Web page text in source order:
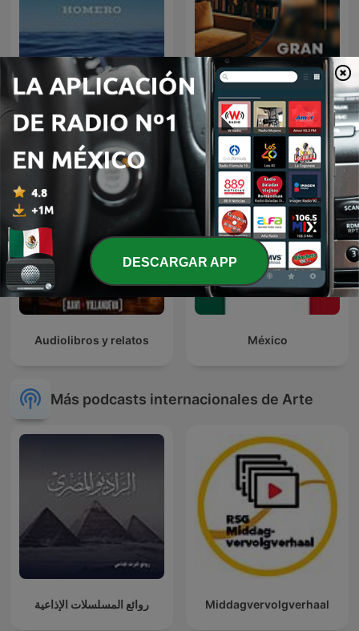
Audiolibro La Odisea |
Homero
AudioLibros
Audiolibros y relatos México
Más podcasts internacionales de Arte
روائع المسلسلات الإذاعية Middagvervolgverhaal
DESCARGAR APP